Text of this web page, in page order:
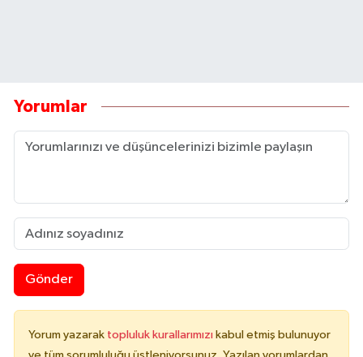
Yorumlar
Gönder
Yorum yazarak topluluk kurallarımızı kabul etmiş bulunuyor